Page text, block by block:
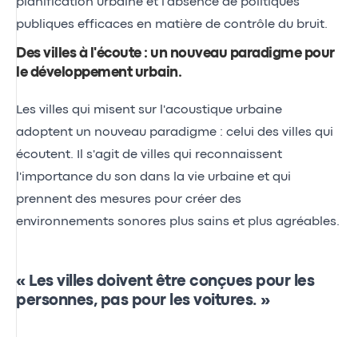
planification urbaine et l'absence de politiques
publiques efficaces en matière de contrôle du bruit.
Des villes à l'écoute : un nouveau paradigme pour
le développement urbain.
Les villes qui misent sur l'acoustique urbaine
adoptent un nouveau paradigme : celui des villes qui
écoutent. Il s'agit de villes qui reconnaissent
l'importance du son dans la vie urbaine et qui
prennent des mesures pour créer des
environnements sonores plus sains et plus agréables.
« Les villes doivent être conçues pour les
personnes, pas pour les voitures. »